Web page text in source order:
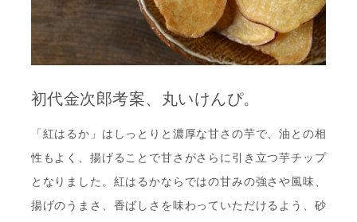
初代金次郎考案、丸いけんぴ。
「紅はるか」はしっとりと濃厚な甘さの芋で、油との相
性もよく、揚げることで甘さがさらに引き立つ芋チップ
となりました。紅はるかならではの甘みの強さや風味、
揚げのうまさ、香ばしさを味わっていただけるよう、砂